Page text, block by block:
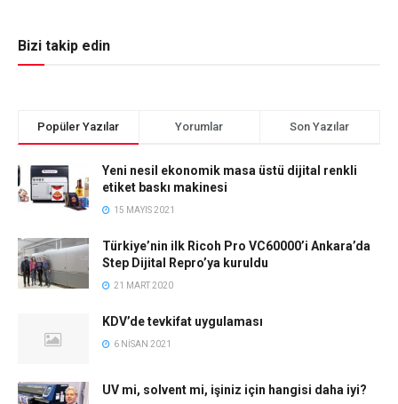
Bizi takip edin
Popüler Yazılar Yorumlar Son Yazılar
Yeni nesil ekonomik masa üstü dijital renkli
etiket baskı makinesi
15 MAYIS 2021
Türkiye’nin ilk Ricoh Pro VC60000’i Ankara’da
Step Dijital Repro’ya kuruldu
21 MART 2020
KDV’de tevkifat uygulaması
6 NISAN 2021
UV mi, solvent mi, işiniz için hangisi daha iyi?